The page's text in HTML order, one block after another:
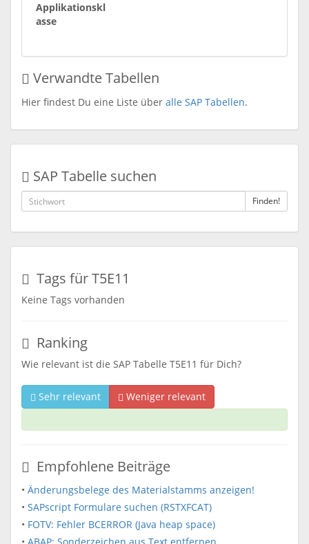
Applikationskl
asse
Verwandte Tabellen
Hier findest Du eine Liste über alle SAP Tabellen.
SAP Tabelle suchen
Finden!
Tags für T5E11
Keine Tags vorhanden
Ranking
Wie relevant ist die SAP Tabelle T5E11 für Dich?
Sehr relevant Weniger relevant
Empfohlene Beiträge
• Änderungsbelege des Materialstamms anzeigen!
• SAPscript Formulare suchen (RSTXFCAT)
• FOTV: Fehler BCERROR (Java heap space)